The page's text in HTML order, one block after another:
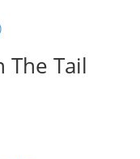
The Tail